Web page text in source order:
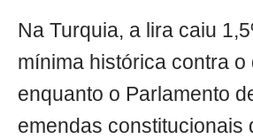
Na Turquia, a lira caiu
mínima histórica contra o
enquanto o Parlamento
emendas constitucionais